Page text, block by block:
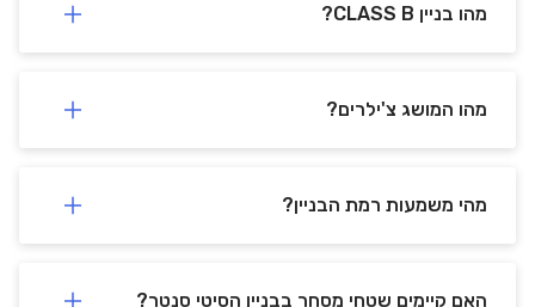
מהו בניין CLASS B?
מהו המושג צ'ילרים?
מהי משמעות רמת הבניין?
האם קיימים שטחי מסחר בבניין הסיטי סנטר?